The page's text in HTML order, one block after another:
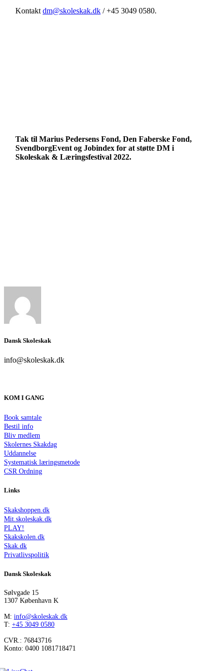
Kontakt dm@skoleskak.dk / +45 3049 0580.
Tak til Marius Pedersens Fond, Den Faberske Fond,
SvendborgEvent og Jobindex for at støtte DM i
Skoleskak & Læringsfestival 2022.
Dansk Skoleskak
info@skoleskak.dk
KOM I GANG
Book samtale
Bestil info
Bliv medlem
Skolernes Skakdag
Uddannelse
Systematisk læringsmetode
CSR Ordning
Links
Skakshoppen.dk
Mit.skoleskak.dk
PLAY!
Skakskolen.dk
Skak.dk
Privatlivspolitik
Dansk Skoleskak
Sølvgade 15
1307 København K
M: info@skoleskak.dk
T: +45 3049 0580
CVR.: 76843716
Konto: 0400 1081718471